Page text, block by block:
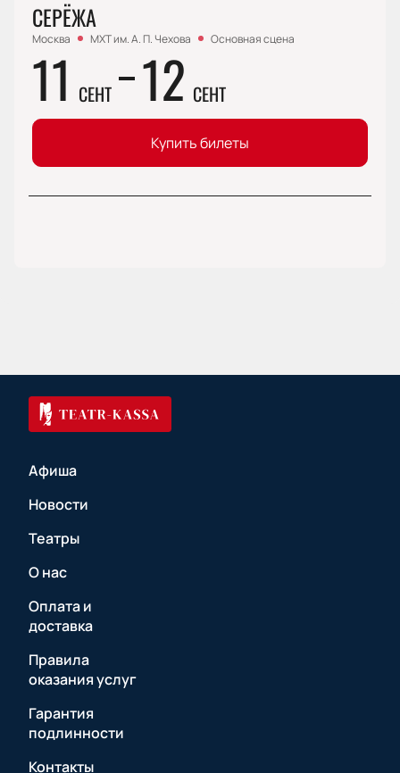
СЕРЁЖА
Москва МХТ им. А. П. Чехова Основная сцена
11 СЕНТ 12 СЕНТ
Купить билеты
Афиша
Новости
Театры
О нас
Оплата и
доставка
Правила
оказания услуг
Гарантия
подлинности
Контакты